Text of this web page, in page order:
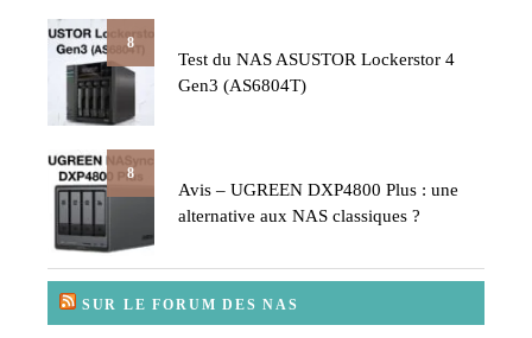
8
Test du NAS ASUSTOR Lockerstor 4
Gen3 (AS6804T)
8
Avis – UGREEN DXP4800 Plus : une
alternative aux NAS classiques ?
SUR LE FORUM DES NAS